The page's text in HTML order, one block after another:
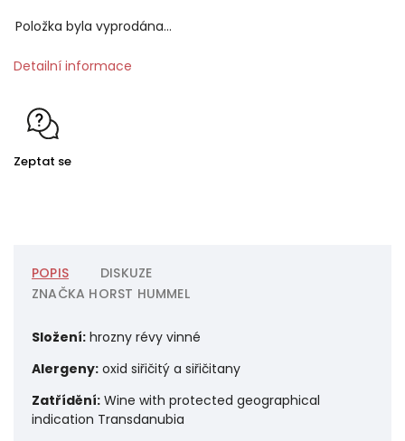
Položka byla vyprodána…
Detailní informace
Zeptat se
POPIS
DISKUZE
ZNAČKA HORST HUMMEL
Složení: hrozny révy vinné
Alergeny: oxid siřičitý a siřičitany
Zatřídění: Wine with protected geographical
indication Transdanubia